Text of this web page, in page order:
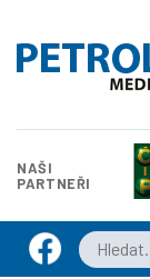
NAŠI
PARTNEŘI